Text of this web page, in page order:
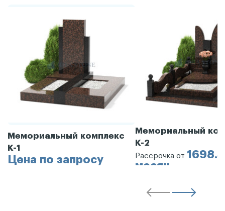
Мемориальный комплекс
К-1
Цена по запросу
Мемориальный
К-2
Рассрочка от
месяц